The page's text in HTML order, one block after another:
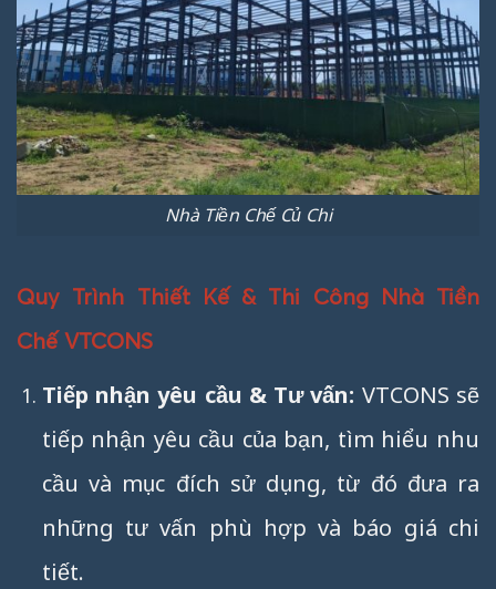
Nhà Tiền Chế Củ Chi
Quy Trình Thiết Kế & Thi Công Nhà Tiền
Chế VTCONS
Tiếp nhận yêu cầu & Tư vấn: VTCONS sẽ
tiếp nhận yêu cầu của bạn, tìm hiểu nhu
cầu và mục đích sử dụng, từ đó đưa ra
những tư vấn phù hợp và báo giá chi
tiết.